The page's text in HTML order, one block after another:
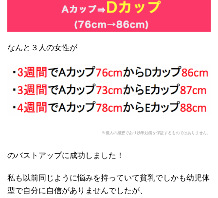
なんと３人の女性が
※個人の感想であり効果効能を保証するものではありません。
のバストアップに成功しました！
私も以前同じように悩みを持っていて貧乳でしかも幼児体
型で自分に自信がありませんでしたが、